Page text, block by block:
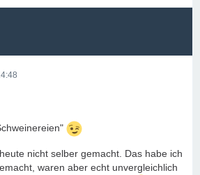
nicht selber gemacht. Das habe ich
waren aber echt unvergleichlich